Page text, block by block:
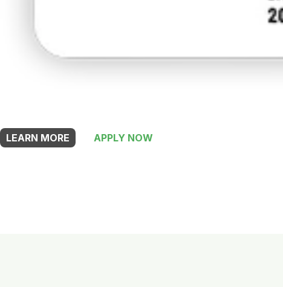
LEARN MORE
APPLY NOW